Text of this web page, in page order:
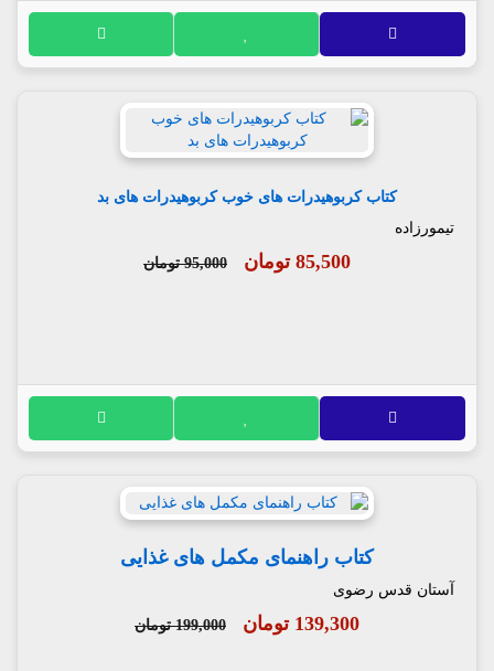
کتاب کربوهیدرات های خوب کربوهیدرات های بد
تیمورزاده
85,500 تومان 95,000 تومان
کتاب راهنمای مکمل های غذایی
آستان قدس رضوی
139,300 تومان 199,000 تومان